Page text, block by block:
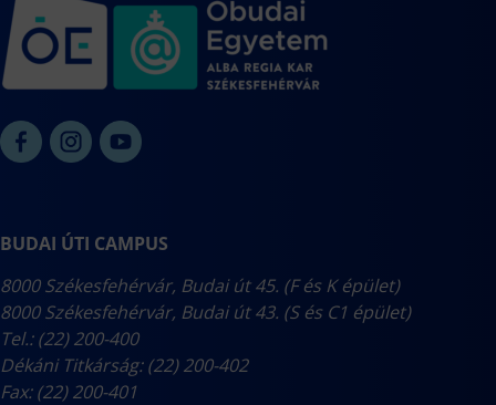
Szabályzatok
Szakdolgozat
BUDAI ÚTI CAMPUS
8000 Székesfehérvár, Budai út 45. (F és K épület)
8000 Székesfehérvár, Budai út 43. (S és C1 épület)
Tel.: (22) 200-400
Dékáni Titkárság: (22) 200-402
Fax: (22) 200-401